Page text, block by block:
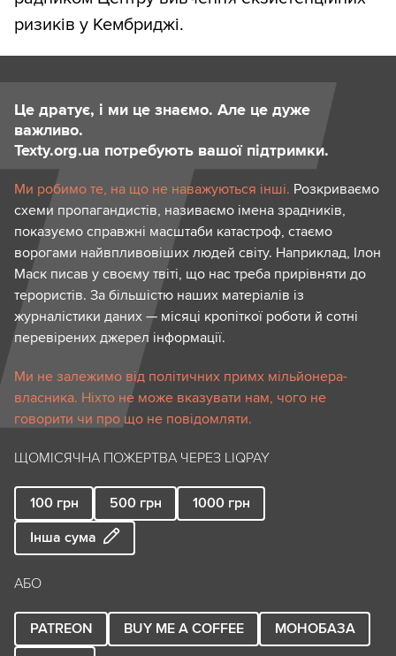
ризиків у Кембриджі.
Це дратує, і ми це знаємо. Але це дуже
важливо.
Texty.org.ua потребують вашої підтримки.
Ми робимо те, на що не наважуються інші. Розкриваємо
схеми пропагандистів, називаємо імена зрадників,
показуємо справжні масштаби катастроф, стаємо
ворогами найвпливовіших людей світу. Наприклад, Ілон
Маск писав у своєму твіті, що нас треба прирівняти до
терористів. За більшістю наших матеріалів із
журналістики даних — місяці кропіткої роботи й сотні
перевірених джерел інформації.
Ми не залежимо від політичних примх мільйонера-
власника. Ніхто не може вказувати нам, чого не
говорити чи про що не повідомляти.
ЩОМІСЯЧНА ПОЖЕРТВА ЧЕРЕЗ LIQPAY
100 грн 500 грн 1000 грн
Інша сума
АБО
PATREON BUY ME A COFFEE
МОНОБАЗА